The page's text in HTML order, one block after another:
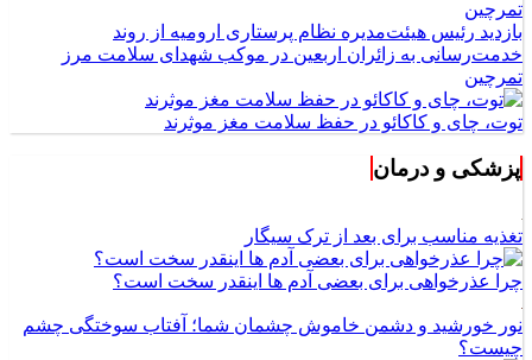
بازدید رئیس هیئت‌مدیره نظام پرستاری ارومیه از روند
خدمت‌رسانی به زائران اربعین در موکب شهدای سلامت مرز
تمرچین
توت، چای و کاکائو در حفظ سلامت مغز موثرند
پزشکی و درمان
تغذیه مناسب برای بعد از ترک سیگار
چرا عذرخواهی برای بعضی آدم ها اینقدر سخت است؟
نور خورشید و دشمن خاموش چشمان شما؛ آفتاب سوختگی چشم
چیست؟